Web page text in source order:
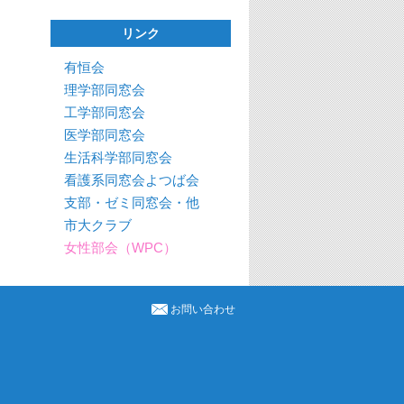
リンク
有恒会
理学部同窓会
工学部同窓会
医学部同窓会
生活科学部同窓会
看護系同窓会よつば会
支部・ゼミ同窓会・他
市大クラブ
女性部会（WPC）
お問い合わせ